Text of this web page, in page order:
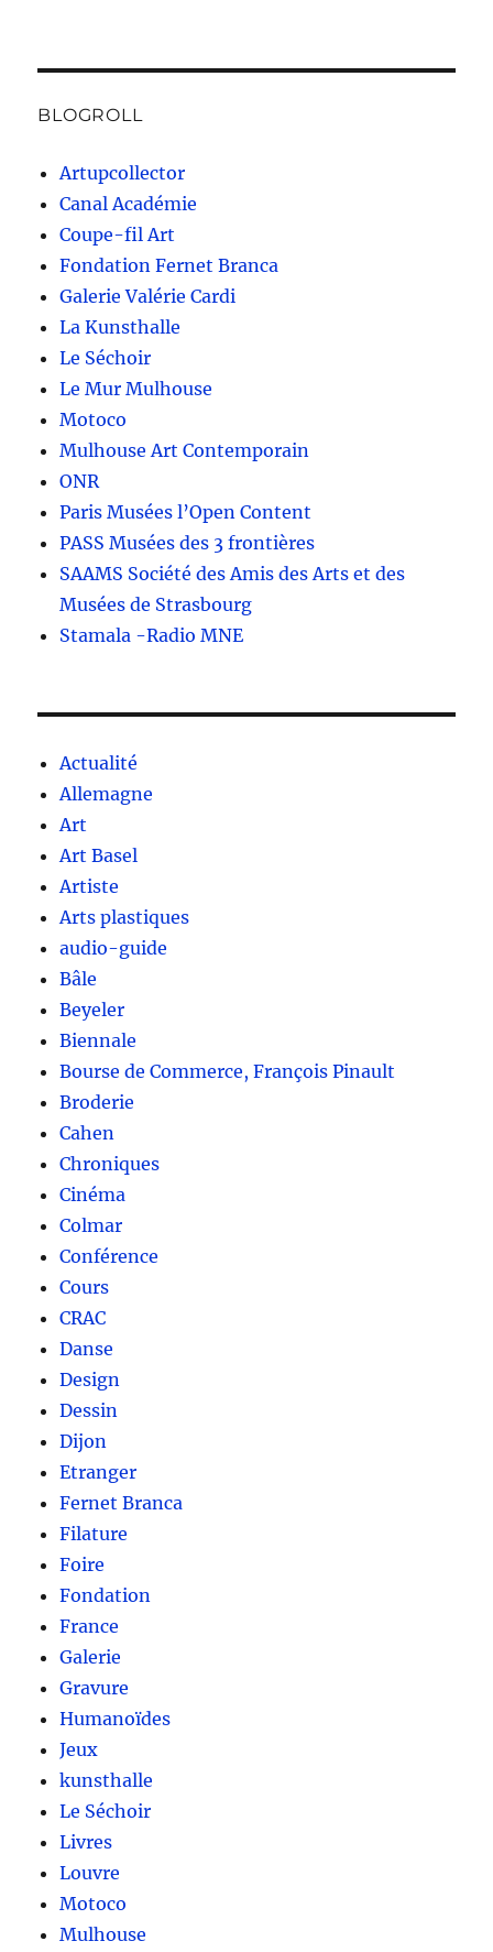
BLOGROLL
Artupcollector
Canal Académie
Coupe-fil Art
Fondation Fernet Branca
Galerie Valérie Cardi
La Kunsthalle
Le Séchoir
Le Mur Mulhouse
Motoco
Mulhouse Art Contemporain
ONR
Paris Musées l’Open Content
PASS Musées des 3 frontières
SAAMS Société des Amis des Arts et des
Musées de Strasbourg
Stamala -Radio MNE
Actualité
Allemagne
Art
Art Basel
Artiste
Arts plastiques
audio-guide
Bâle
Beyeler
Biennale
Bourse de Commerce, François Pinault
Broderie
Cahen
Chroniques
Cinéma
Colmar
Conférence
Cours
CRAC
Danse
Design
Dessin
Dijon
Etranger
Fernet Branca
Filature
Foire
Fondation
France
Galerie
Gravure
Humanoïdes
Jeux
kunsthalle
Le Séchoir
Livres
Louvre
Motoco
Mulhouse